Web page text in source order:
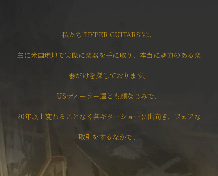
私たち"HYPER GUITARS"は、
主に米国現地で実際に楽器を手に取り、本当に魅力のある楽
器だけを探しております。
USディーラー達とも顔なじみで、
20年以上変わることなく各ギターショーに出向き、フェアな
取引をするなかで、